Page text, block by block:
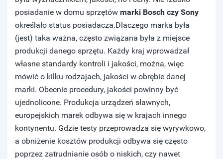
posiadanie w domu sprzętów marki Bosch czy Sony
określało status posiadacza.Dlaczego marka była
(jest) taka ważna, często związana była z miejsce
produkcji danego sprzętu. Każdy kraj wprowadzał
własne standardy kontroli i jakości, można, więc
mówić o kilku rodzajach, jakości w obrębie danej
marki. Obecnie procedury, jakości powinny być
ujednolicone. Produkcja urządzeń sławnych,
europejskich marek odbywa się w krajach innego
kontynentu. Gdzie testy przeprowadza się wyrywkowo,
a obniżenie kosztów produkcji odbywa się często
poprzez zatrudnianie osób o niskich, czy nawet